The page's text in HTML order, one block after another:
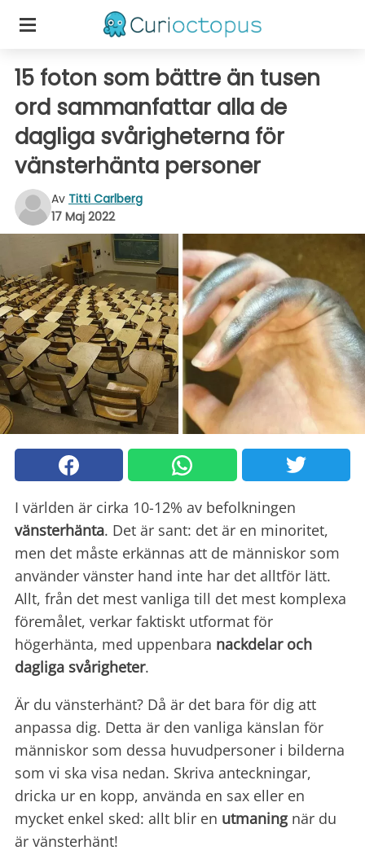
15 foton som bättre än tusen
ord sammanfattar alla de
dagliga svårigheterna för
vänsterhänta personer
Av Titti Carlberg
17 Maj 2022
I världen är cirka 10-12% av befolkningen
vänsterhänta. Det är sant: det är en minoritet,
men det måste erkännas att de människor som
använder vänster hand inte har det alltför lätt.
Allt, från det mest vanliga till det mest komplexa
föremålet, verkar faktiskt utformat för
högerhänta, med uppenbara nackdelar och
dagliga svårigheter.
Är du vänsterhänt? Då är det bara för dig att
anpassa dig. Detta är den vanliga känslan för
människor som dessa huvudpersoner i bilderna
som vi ska visa nedan. Skriva anteckningar,
dricka ur en kopp, använda en sax eller en
mycket enkel sked: allt blir en utmaningnär du
är vänsterhänt!